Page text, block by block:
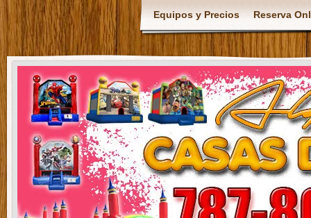
Equipos y Precios Reserva